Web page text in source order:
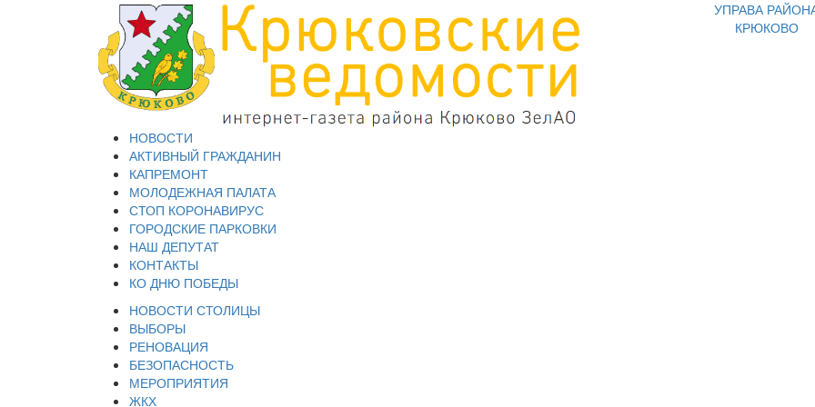
УПРАВА
КРЮКОВО
НОВОСТИ
АКТИВНЫЙ ГРАЖДАНИН
КАПРЕМОНТ
МОЛОДЕЖНАЯ ПАЛАТА
СТОП КОРОНАВИРУС
ГОРОДСКИЕ ПАРКОВКИ
НАШ ДЕПУТАТ
КОНТАКТЫ
КО ДНЮ ПОБЕДЫ
НОВОСТИ СТОЛИЦЫ
ВЫБОРЫ
РЕНОВАЦИЯ
БЕЗОПАСНОСТЬ
МЕРОПРИЯТИЯ
ЖКХ